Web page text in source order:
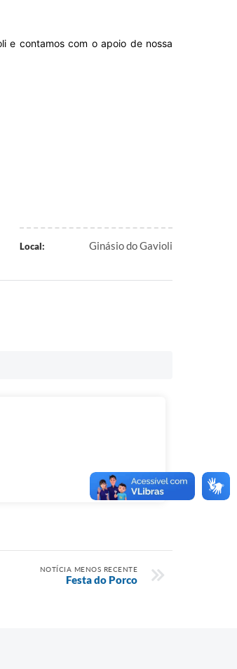
e contamos com o apoio de nossa
Local: Ginásio do Gavioli
NOTÍCIA MENOS RECENTE
Festa do Porco